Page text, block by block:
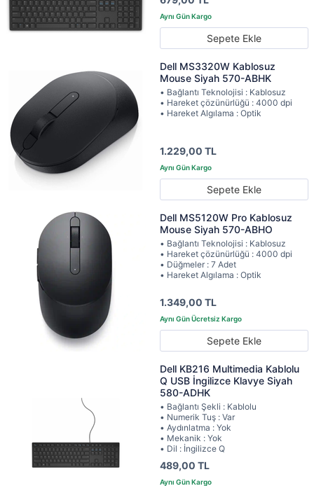
Sepete Ekle
Dell MS3320W Kablosuz
Mouse Siyah 570-ABHK
• Bağlantı Teknolojisi : Kablosuz
• Hareket çözünürlüğü : 4000 dpi
• Hareket Algılama : Optik
1.229,00 TL
Sepete Ekle
Dell MS5120W Pro Kablosuz
Mouse Siyah 570-ABHO
• Bağlantı Teknolojisi : Kablosuz
• Hareket çözünürlüğü : 4000 dpi
• Düğmeler : 7 Adet
• Hareket Algılama : Optik
1.349,00 TL
Sepete Ekle
Dell KB216 Multimedia Kablolu
Q USB İngilizce Klavye Siyah
580-ADHK
• Bağlantı Şekli : Kablolu
• Numerik Tuş : Var
• Aydınlatma : Yok
• Mekanik : Yok
• Dil : İngilizce Q
489,00 TL